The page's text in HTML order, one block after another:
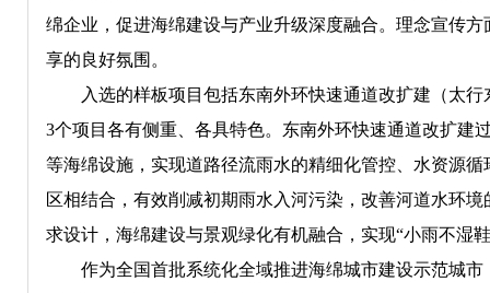
绵企业，促进海绵建设与产业升级深度融合。理念宣传
享的良好氛围。
入选的样板项目包括东南外环快速通道改扩建（太行
3个项目各有侧重、各具特色。东南外环快速通道改扩建
等海绵设施，实现道路径流雨水的精细化管控、水资源
区相结合，有效削减初期雨水入河污染，改善河道水环
求设计，海绵建设与景观绿化有机融合，实现“小雨不湿
作为全国首批系统化全域推进海绵城市建设示范城市